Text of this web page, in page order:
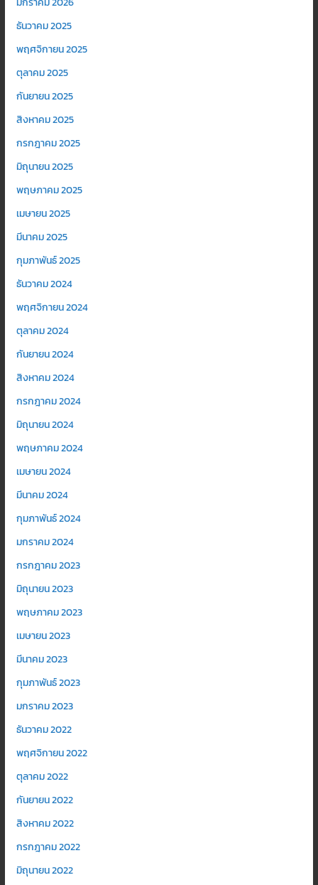
ธันวาคม 2025
พฤศจิกายน 2025
ตุลาคม 2025
กันยายน 2025
สิงหาคม 2025
กรกฎาคม 2025
มิถุนายน 2025
พฤษภาคม 2025
เมษายน 2025
มีนาคม 2025
กุมภาพันธ์ 2025
ธันวาคม 2024
พฤศจิกายน 2024
ตุลาคม 2024
กันยายน 2024
สิงหาคม 2024
กรกฎาคม 2024
มิถุนายน 2024
พฤษภาคม 2024
เมษายน 2024
มีนาคม 2024
กุมภาพันธ์ 2024
มกราคม 2024
กรกฎาคม 2023
มิถุนายน 2023
พฤษภาคม 2023
เมษายน 2023
มีนาคม 2023
กุมภาพันธ์ 2023
มกราคม 2023
ธันวาคม 2022
พฤศจิกายน 2022
ตุลาคม 2022
กันยายน 2022
สิงหาคม 2022
กรกฎาคม 2022
มิถุนายน 2022